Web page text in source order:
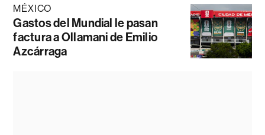
MÉXICO
Gastos del Mundial le pasan
factura a Ollamani de Emilio
Azcárraga